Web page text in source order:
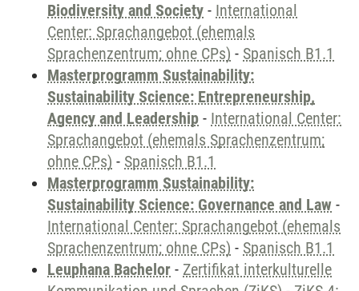
Biodiversity and Society - International
Center: Sprachangebot (ehemals
Sprachenzentrum; ohne CPs) - Spanisch B1.1
Masterprogramm Sustainability:
Sustainability Science: Entrepreneurship,
Agency and Leadership - International Center:
Sprachangebot (ehemals Sprachenzentrum;
ohne CPs) - Spanisch B1.1
Masterprogramm Sustainability:
Sustainability Science: Governance and Law -
International Center: Sprachangebot (ehemals
Sprachenzentrum; ohne CPs) - Spanisch B1.1
Leuphana Bachelor - Zertifikat interkulturelle